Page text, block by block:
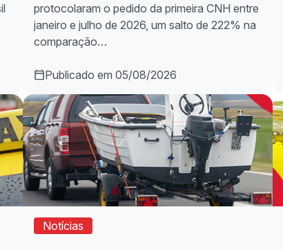
protocolaram o pedido da primeira CNH entre
janeiro e julho de 2026, um salto de 222% na
comparação…
Publicado em 05/08/2026
Notícias